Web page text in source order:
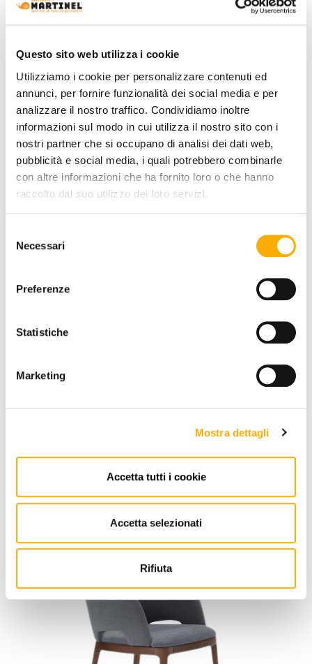
Questo sito web utilizza i cookie
Utilizziamo i cookie per personalizzare contenuti ed
annunci, per fornire funzionalità dei social media e per
analizzare il nostro traffico. Condividiamo inoltre
informazioni sul modo in cui utilizza il nostro sito con i
nostri partner che si occupano di analisi dei dati web,
pubblicità e social media, i quali potrebbero combinarle
con altre informazioni che ha fornito loro o che hanno
raccolto dal suo utilizzo dei loro servizi.
delNecessari
Preferenze
Statistiche
Marketing
Mostra dettagli
Accetta tutti i cookie
Accetta selezionati
Rifiuta
+0€ +0€ +0€ +0€ +0€ +0€ +0€
QUANTITY:
€ 681,93 € 1.002,84
INFORMATION
BEST PRICE GUARANTEED
YOU MAY ALSO LIKE